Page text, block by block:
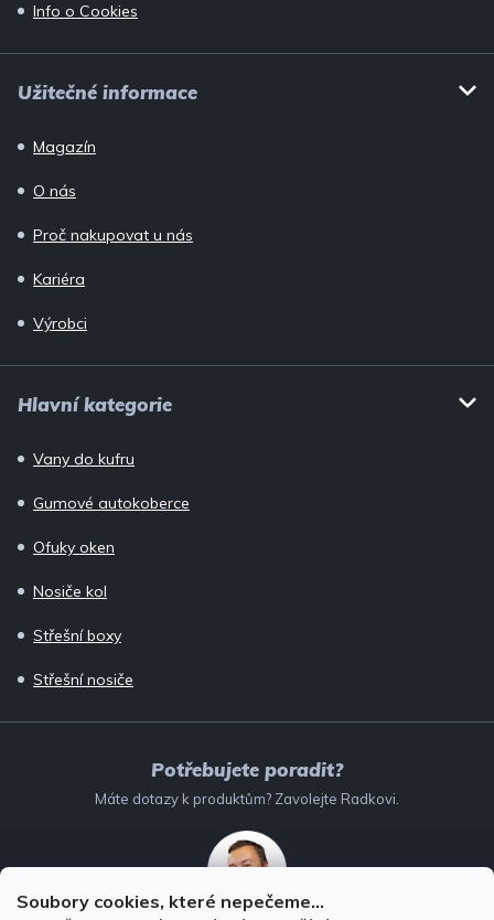
Soubory cookies, které nepečeme...
Info o Cookies
Užitečné informace
Magazín
O nás
Proč nakupovat u nás
Kariéra
Výrobci
Hlavní kategorie
Vany do kufru
Gumové autokoberce
Ofuky oken
Nosiče kol
Střešní boxy
Střešní nosiče
Potřebujete poradit?
Máte dotazy k produktům? Zavolejte Radkovi.